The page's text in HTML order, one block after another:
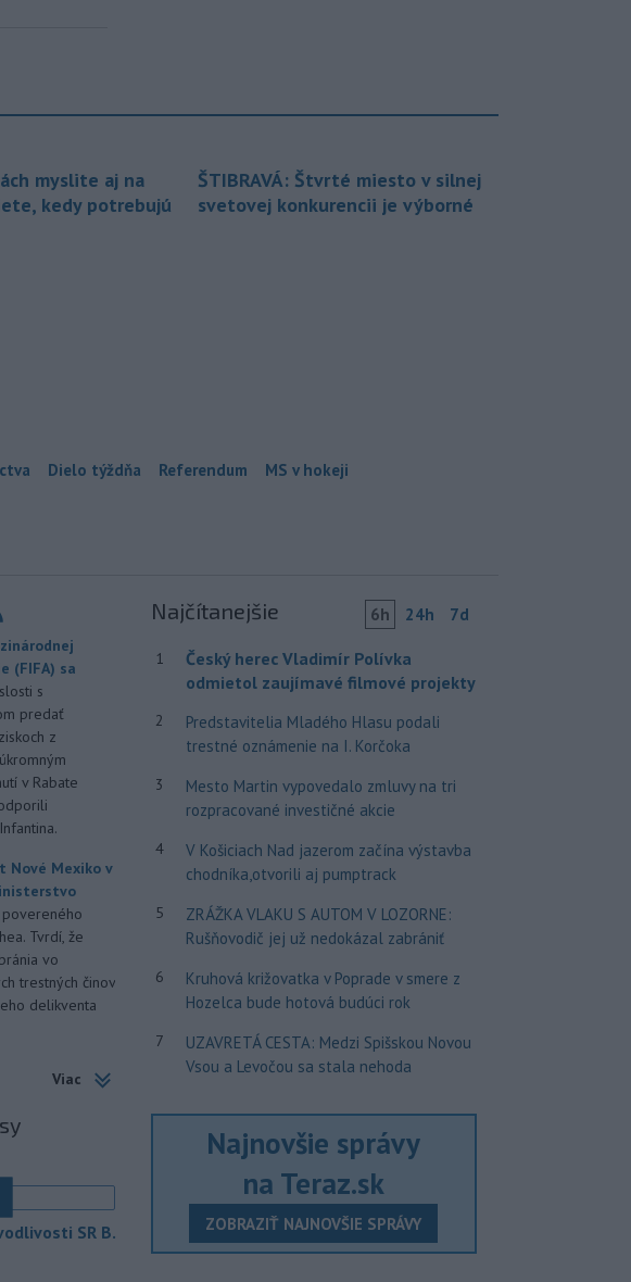
myslite aj na
kedy potrebujú
ŠTIBRAVÁ: Štvrté miesto v silnej
svetovej konkurencii je výborné
Dielo týždňa Referendum MS v hokeji
(FIFA) sa
s
predať
z
v Rabate
Nové Mexiko v
Tvrdí, že
vo
trestných činov
delikventa
prostredia
v
k
(NP) a
450
Viac
SR B.
Najčítanejšie 6h 24h 7d
1
Český herec Vladimír Polívka
odmietol zaujímavé filmové projekty
2
Predstavitelia Mladého Hlasu podali
trestné oznámenie na I. Korčoka
3
Mesto Martin vypovedalo zmluvy na tri
rozpracované investičné akcie
4
V Košiciach Nad jazerom začína výstavba
chodníka,otvorili aj pumptrack
5
ZRÁŽKA VLAKU S AUTOM V LOZORNE:
Rušňovodič jej už nedokázal zabrániť
6
Kruhová križovatka v Poprade v smere z
Hozelca bude hotová budúci rok
7
UZAVRETÁ CESTA: Medzi Spišskou Novou
Vsou a Levočou sa stala nehoda
Najnovšie správy
na Teraz.sk
ZOBRAZIŤ NAJNOVŠIE SPRÁVY